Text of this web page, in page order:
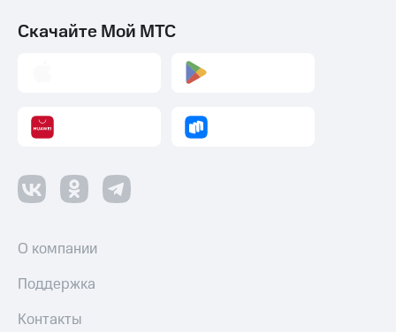
Скачайте Мой МТС
О компании
Поддержка
Контакты